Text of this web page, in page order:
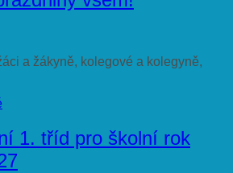
a žákyně, kolegové a kolegyně,
1. tříd pro školní rok